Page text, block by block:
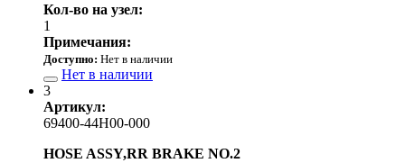
Кол-во на узел:
1
Примечания:
Доступно: Нет в наличии
Нет в наличии
3
Артикул:
69400-44H00-000
HOSE ASSY,RR BRAKE NO.2